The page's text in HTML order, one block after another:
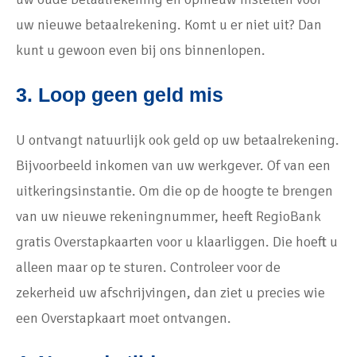
uw nieuwe betaalrekening. Komt u er niet uit? Dan
kunt u gewoon even bij ons binnenlopen.
3. Loop geen geld mis
U ontvangt natuurlijk ook geld op uw betaalrekening.
Bijvoorbeeld inkomen van uw werkgever. Of van een
uitkeringsinstantie. Om die op de hoogte te brengen
van uw nieuwe rekeningnummer, heeft RegioBank
gratis Overstapkaarten voor u klaarliggen. Die hoeft u
alleen maar op te sturen. Controleer voor de
zekerheid uw afschrijvingen, dan ziet u precies wie
een Overstapkaart moet ontvangen.